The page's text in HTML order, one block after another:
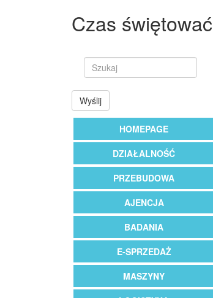
Czas świętować
Wyślij
HOMEPAGE
DZIAŁALNOŚĆ
PRZEBUDOWA
AJENCJA
BADANIA
E-SPRZEDAŻ
MASZYNY